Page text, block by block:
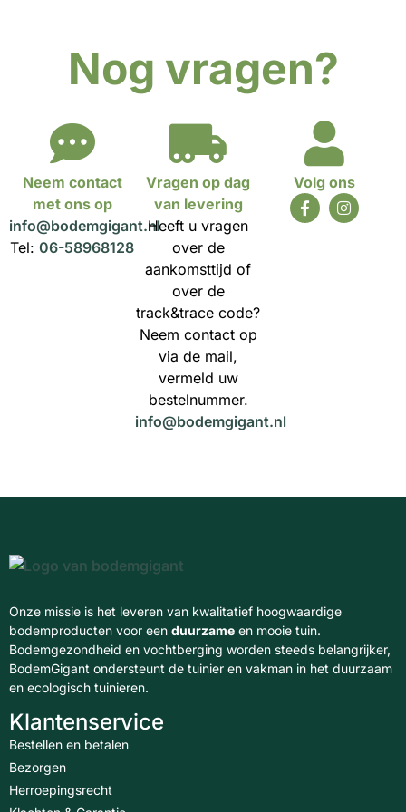
Nog vragen?
Neem contact
met ons op
info@bodemgigant.nl
Tel:06-58968128
Vragen op dag
van levering
Heeft u vragen
over de
aankomsttijd of
over de
track&trace code?
Neem contact op
via de mail,
vermeld uw
bestelnummer.
info@bodemgigant.nl
Volg ons
Onze missie is het leveren van kwalitatief hoogwaardige
bodemproducten voor een duurzame en mooie tuin.
Bodemgezondheid en vochtberging worden steeds belangrijker,
BodemGigant ondersteunt de tuinier en vakman in het duurzaam
en ecologisch tuinieren.
Klantenservice
Bestellen en betalen
Bezorgen
Herroepingsrecht